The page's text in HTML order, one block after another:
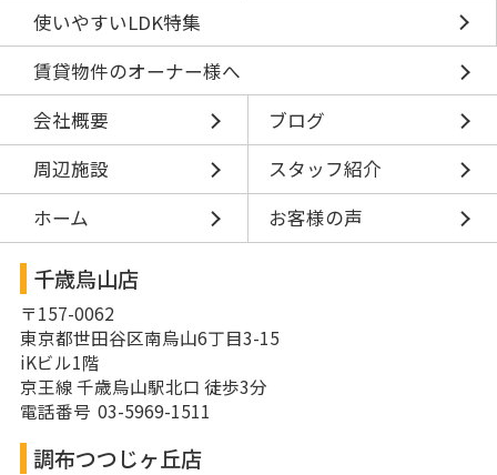
使いやすいLDK特集
賃貸物件のオーナー様へ
会社概要
ブログ
周辺施設
スタッフ紹介
ホーム
お客様の声
千歳烏山店
〒157-0062
東京都世田谷区南烏山6丁目3-15
iKビル1階
京王線 千歳烏山駅北口 徒歩3分
電話番号 03-5969-1511
調布つつじヶ丘店